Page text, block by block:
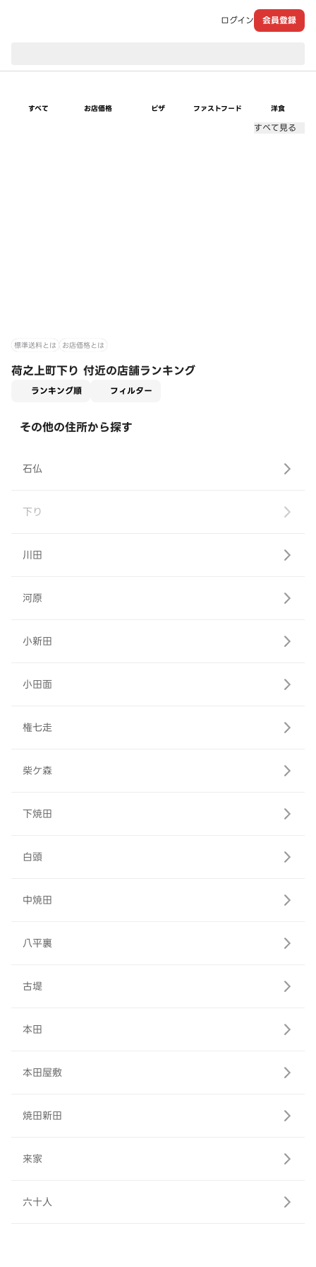
ログイン 会員登録
すべて お店価格 ピザ ファストフード 洋食
すべて見る
標準送料とは お店価格とは
荷之上町下り 付近の店舗ランキング
ランキング順 フィルター
その他の住所から探す
石仏
下り
川田
河原
小新田
小田面
権七走
柴ケ森
下焼田
白頭
中焼田
八平裏
古堤
本田
本田屋敷
焼田新田
来家
六十人